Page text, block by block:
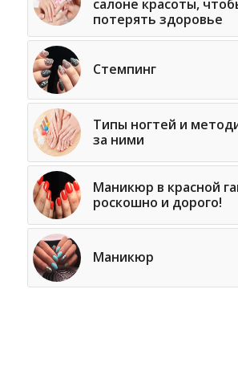
салоне красоты,
потерять здоровье
Стемпинг
Типы ногтей и
за ними
Маникюр в красной
роскошно и дорого!
Маникюр